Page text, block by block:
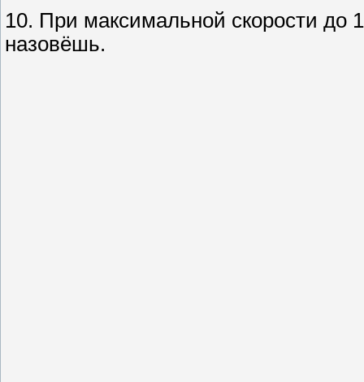
10. При максимальной скорости до
назовёшь.